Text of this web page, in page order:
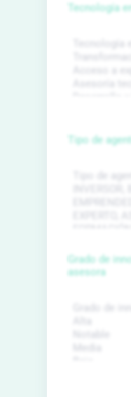
Tecnología
Tipo de
Grado de
asesora